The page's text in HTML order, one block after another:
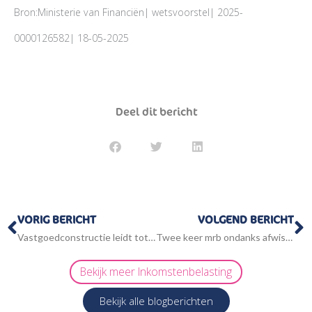
Bron:Ministerie van Financiën| wetsvoorstel| 2025-
0000126582| 18-05-2025
Deel dit bericht
Vorige
VORIG BERICHT
Vastgoedconstructie leidt tot resultaat uit overige werkzaamheden
VOLGEND BERICHT
Twee keer mrb ondanks afwisselend gebruik
Bekijk meer Inkomstenbelasting
Bekijk alle blogberichten